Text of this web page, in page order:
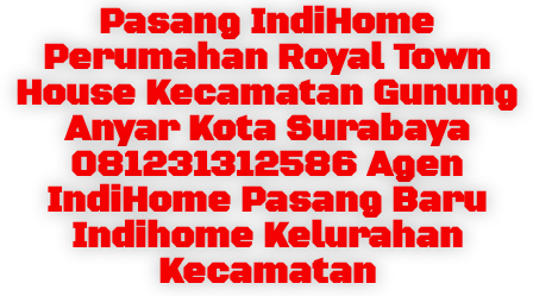
Pasang IndiHome
Perumahan Royal Town
House Kecamatan Gunung
Anyar Kota Surabaya
081231312586 Agen
IndiHome Pasang Baru
Indihome Kelurahan
Kecamatan